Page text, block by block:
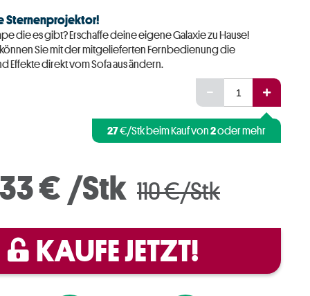
Sternenprojektor!
die es gibt? Erschaffe deine eigene Galaxie zu Hause!
Sie mit der mitgelieferten Fernbedienung die
Effekte direkt vom Sofa aus ändern.
27€/Stk beim Kauf von2oder mehr
33 € /Stk 110 €/Stk
KAUFE JETZT!